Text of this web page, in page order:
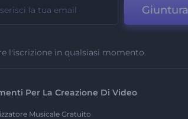
Giuntura
l'iscrizione in qualsiasi momento.
Per La Creazione Di Video
Musicale Gratuito